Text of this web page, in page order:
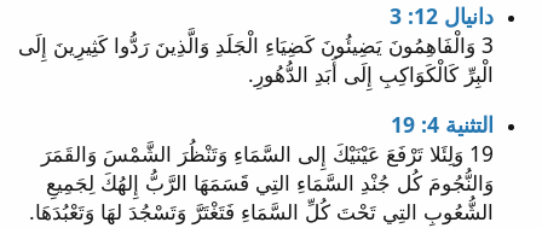
دانيال 12: 3
3 وَالْفَاهِمُونَ يَضِيئُونَ كَضِيَاءِ الْجَلَدِ وَالَّذِينَ رَدُّوا كَثِيرِينَ إِلَى
الْبِرِّ كَالْكَوَاكِبِ إِلَى أَبَدِ الدُّهُورِ.
التثنية 4: 19
19 وَلِئَلا تَرْفَعَ عَيْنَيْكَ إِلى السَّمَاءِ وَتَنْظُرَ الشَّمْسَ وَالقَمَرَ
وَالنُّجُومَ كُل جُنْدِ السَّمَاءِ التِي قَسَمَهَا الرَّبُّ إِلهُكَ لِجَمِيعِ
الشُّعُوبِ التِي تَحْتَ كُلِّ السَّمَاءِ فَتَغْتَرَّ وَتَسْجُدَ لهَا وَتَعْبُدَهَا.